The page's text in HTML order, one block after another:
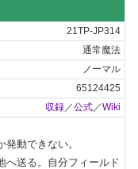
21TP-JP314
通常魔法
ノーマル
65124425
収録／公式／Wiki
動できない。
へ送る。自分フィールド